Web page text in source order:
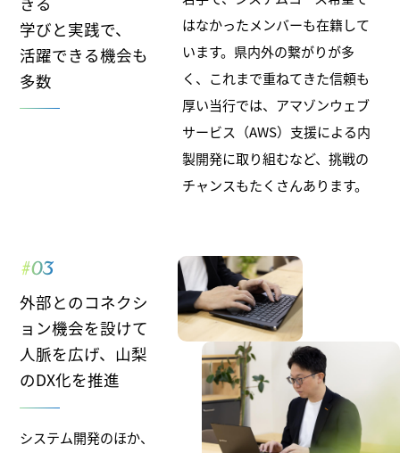
学びと実践で、
活躍できる機会も
多数
はなかったメンバーも在籍して
います。県内外の繋がりが多
く、これまで重ねてきた信頼も
厚い当行では、アマゾンウェブ
サービス（AWS）支援による内
製開発に取り組むなど、挑戦の
チャンスもたくさんあります。
#03
外部とのコネクシ
ョン機会を設けて
人脈を広げ、山梨
のDX化を推進
システム開発のほか、